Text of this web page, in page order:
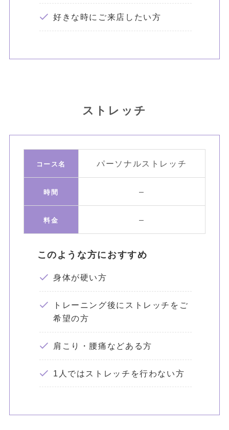
好きな時にご来店したい方
ストレッチ
コース名 パーソナルストレッチ
時間 –
料金 –
このような方におすすめ
身体が硬い方
トレーニング後にストレッチをご
希望の方
肩こり・腰痛などある方
1人ではストレッチを行わない方